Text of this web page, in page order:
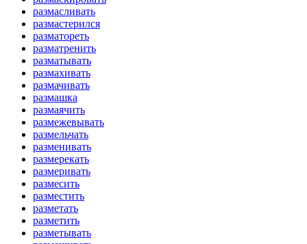
размасливать
размастерился
разматореть
разматренить
разматывать
размахивать
размачивать
размашка
размаячить
размежевывать
размельчать
разменивать
размерекать
размеривать
размесить
разместить
разметать
разметить
разметывать